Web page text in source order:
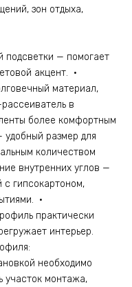
зон отдыха,
подсветки — помогает
акцент. •
материал,
в
более комфортным
размер для
количеством
внутренних углов —
с гипсокартоном,
•
практически
интерьер.
необходимо
участок монтажа,